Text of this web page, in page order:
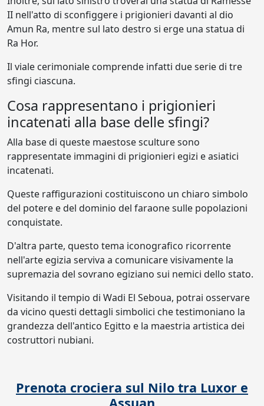
II nell'atto di sconfiggere i prigionieri davanti al dio
Amun Ra, mentre sul lato destro si erge una statua di
Ra Hor.
Il viale cerimoniale comprende infatti due serie di tre
sfingi ciascuna.
Cosa rappresentano i prigionieri
incatenati alla base delle sfingi?
Alla base di queste maestose sculture sono
rappresentate immagini di prigionieri egizi e asiatici
incatenati.
Queste raffigurazioni costituiscono un chiaro simbolo
del potere e del dominio del faraone sulle popolazioni
conquistate.
D'altra parte, questo tema iconografico ricorrente
nell'arte egizia serviva a comunicare visivamente la
supremazia del sovrano egiziano sui nemici dello stato.
Visitando il tempio di Wadi El Seboua, potrai osservare
da vicino questi dettagli simbolici che testimoniano la
grandezza dell'antico Egitto e la maestria artistica dei
costruttori nubiani.
Prenota crociera sul Nilo tra Luxor e